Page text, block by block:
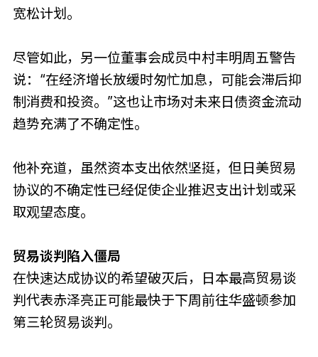
宽松计划。
尽管如此，另一位董事会成员中村丰明周五警告
说：“在经济增长放缓时匆忙加息，可能会滞后抑
制消费和投资。”这也让市场对未来日债资金流动
趋势充满了不确定性。
他补充道，虽然资本支出依然坚挺，但日美贸易
协议的不确定性已经促使企业推迟支出计划或采
取观望态度。
贸易谈判陷入僵局
在快速达成协议的希望破灭后，日本最高贸易谈
判代表赤泽亮正可能最快于下周前往华盛顿参加
第三轮贸易谈判。